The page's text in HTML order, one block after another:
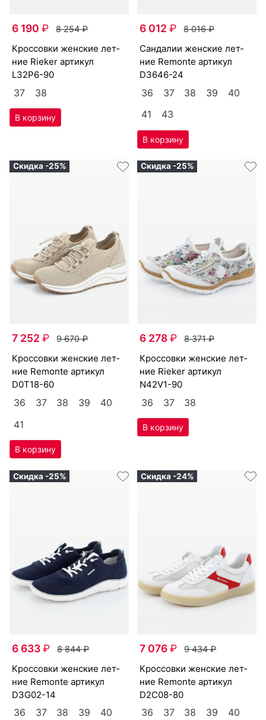
6 190₽ 8 254₽
крос­совки женс­кие лет­
ние Ri­eker артикул
L32P6-90
37 38
6 012₽ 8 016₽
сан­да­лии женс­кие лет­
ние Re­mon­te артикул
D3646-24
36 37 38 39
40
41
43
Скидка -25%
7 252₽ 9 670₽
крос­совки женс­кие лет­
ние Re­mon­te артикул
D0T18-60
36 37 38 39
40
41
Скидка -25%
6 278₽ 8 371₽
крос­совки женс­кие лет­
ние Ri­eker артикул
N42V1-90
36 37 38
Скидка -25%
6 633₽ 8 844₽
крос­совки женс­кие лет­
ние Re­mon­te артикул
D3G02-14
36 37 38 39
40
Скидка -24%
7 076₽ 9 434₽
крос­совки женс­кие лет­
ние Re­mon­te артикул
D2C08-80
36 37 38 39
40